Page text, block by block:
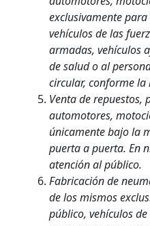
exclusivamente
vehículos de las
armadas, vehículos
de salud o al
circular, conforme
Venta de repuestos,
automotores,
únicamente bajo la
puerta a puerta. En
atención al público.
Fabricación de
de los mismos
público, vehículos